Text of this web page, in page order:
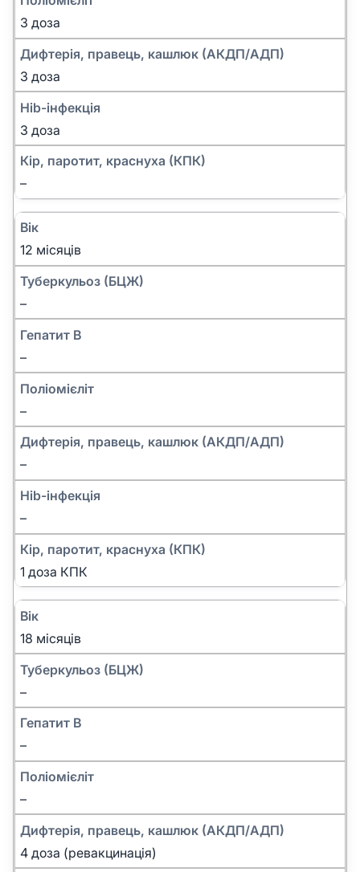
3 доза
Дифтерія, правець, кашлюк (АКДП/АДП)
3 доза
Hib-інфекція
3 доза
Кір, паротит, краснуха (КПК)
–
Вік
12 місяців
Туберкульоз (БЦЖ)
–
Гепатит B
–
Поліомієліт
–
Дифтерія, правець, кашлюк (АКДП/АДП)
–
Hib-інфекція
–
Кір, паротит, краснуха (КПК)
1 доза КПК
Вік
18 місяців
Туберкульоз (БЦЖ)
–
Гепатит B
–
Поліомієліт
–
Дифтерія, правець, кашлюк (АКДП/АДП)
4 доза (ревакцинація)